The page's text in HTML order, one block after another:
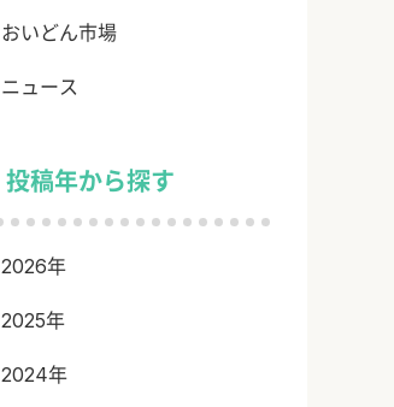
おいどん市場
ニュース
投稿年から探す
2026年
2025年
2024年